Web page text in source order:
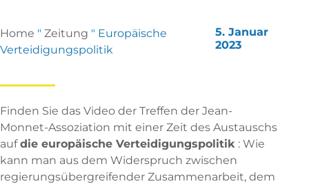
Home " Zeitung " Europäische
Verteidigungspolitik
5. Januar
2023
Finden Sie das Video der Treffen der Jean-
Monnet-Assoziation mit einer Zeit des Austauschs
aufdie europäische Verteidigungspolitik : Wie
kann man aus dem Widerspruch zwischen
regierungsübergreifender Zusammenarbeit, dem